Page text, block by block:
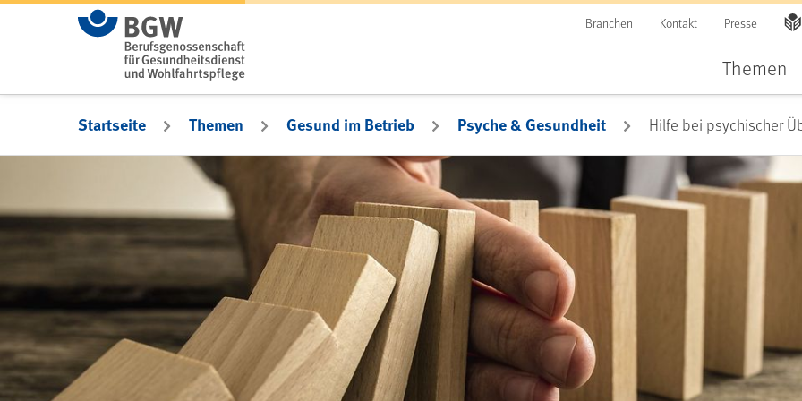
Zum Hauptinhalt springen Branchen Kontakt Presse
Themen
Startseite Themen Gesund im Betrieb Psyche & Gesundheit Hilfe bei psychischer